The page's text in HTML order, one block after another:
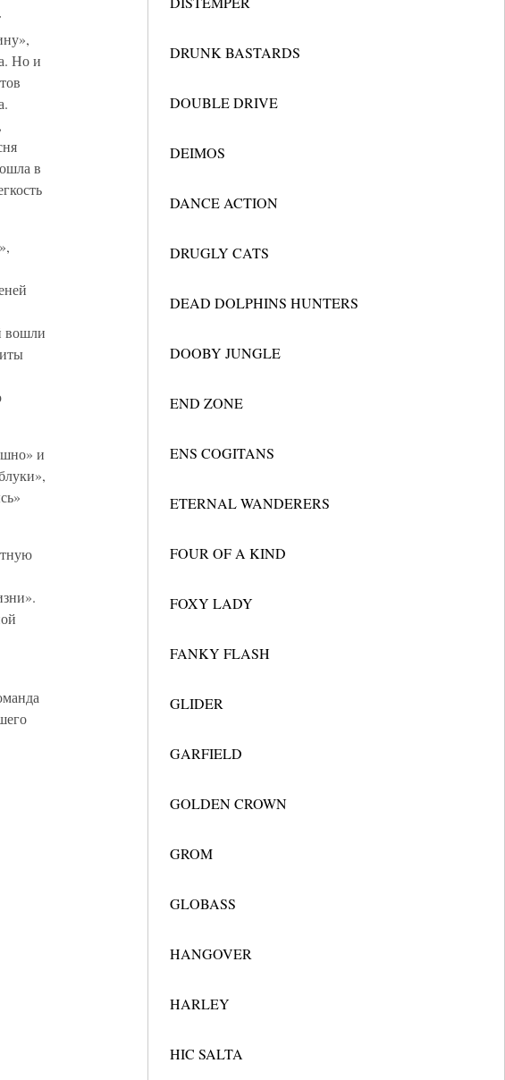
DRUNK BASTARDS
DOUBLE DRIVE
DEIMOS
DANCE ACTION
DRUGLY CATS
DEAD DOLPHINS HUNTERS
DOOBY JUNGLE
END ZONE
ENS COGITANS
ETERNAL WANDERERS
FOUR OF A KIND
FOXY LADY
FANKY FLASH
GLIDER
GARFIELD
GOLDEN CROWN
GROM
GLOBASS
HANGOVER
HARLEY
HIC SALTA
Но и
в
вошли
и